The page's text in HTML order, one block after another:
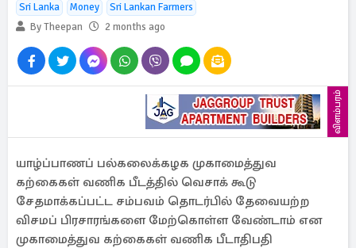
Sri Lanka Money
Sri Lankan Farmers
By Theepan
2 months ago
விளம்பரம்
யாழ்ப்பாணப் பல்கலைக்கழக முகாமைத்துவ
கற்கைகள் வணிக பீடத்தில் வெசாக் கூடு
சேதமாக்கப்பட்ட சம்பவம் தொடர்பில் தேவையற்ற
விசமப் பிரசாரங்களை மேற்கொள்ள வேண்டாம் என
முகாமைத்துவ கற்கைகள் வணிக பீடாதிபதி